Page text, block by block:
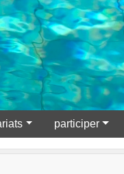
participer